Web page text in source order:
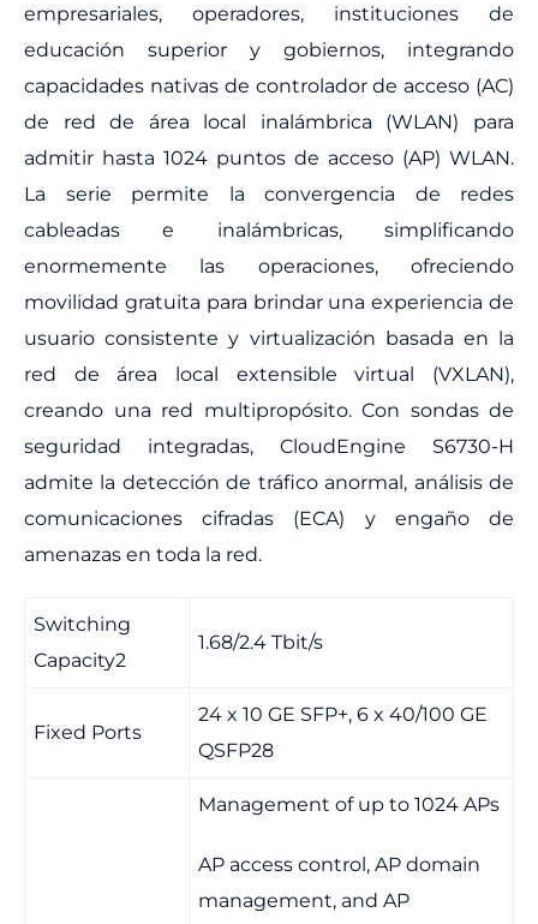
empresariales, operadores, instituciones de
educación superior y gobiernos, integrando
capacidades nativas de controlador de acceso (AC)
de red de área local inalámbrica (WLAN) para
admitir hasta 1024 puntos de acceso (AP) WLAN.
La serie permite la convergencia de redes
cableadas e inalámbricas, simplificando
enormemente las operaciones, ofreciendo
movilidad gratuita para brindar una experiencia de
usuario consistente y virtualización basada en la
red de área local extensible virtual (VXLAN),
creando una red multipropósito. Con sondas de
seguridad integradas, CloudEngine S6730-H
admite la detección de tráfico anormal, análisis de
comunicaciones cifradas (ECA) y engaño de
amenazas en toda la red.
Switching
Capacity2
1.68/2.4 Tbit/s
Fixed Ports
24 x 10 GE SFP+, 6 x 40/100 GE
QSFP28
Management of up to 1024 APs
AP access control, AP domain
management, and AP